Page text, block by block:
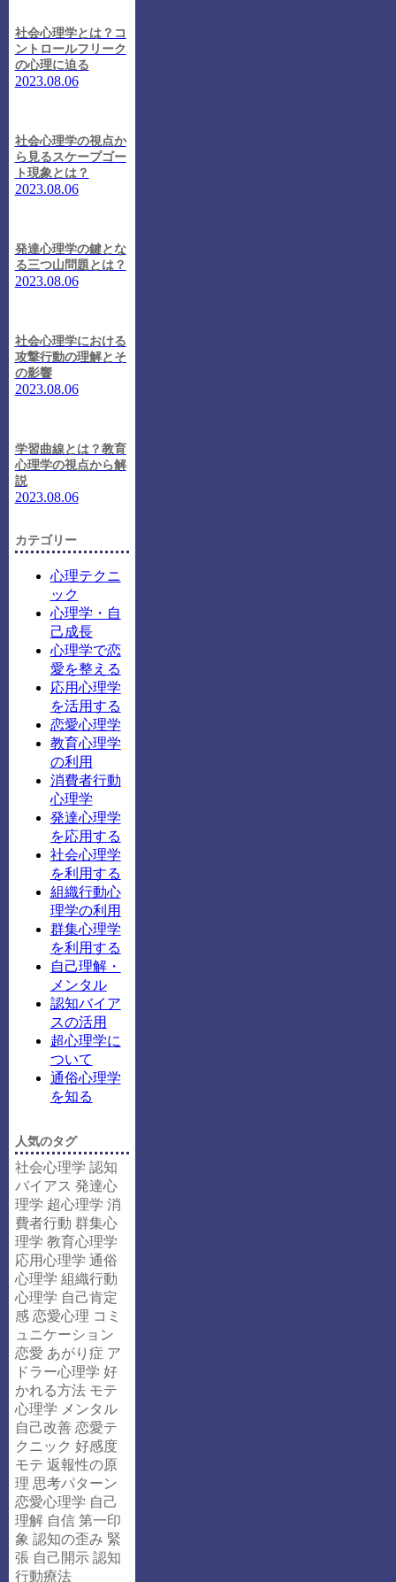
社会心理学とは？コ
ントロールフリーク
の心理に迫る
2023.08.06
社会心理学の視点か
ら見るスケープゴー
ト現象とは？
2023.08.06
発達心理学の鍵とな
る三つ山問題とは？
2023.08.06
社会心理学における
攻撃行動の理解とそ
の影響
2023.08.06
学習曲線とは？教育
心理学の視点から解
説
2023.08.06
カテゴリー
心理テクニ
ック
心理学・自
己成長
心理学で恋
愛を整える
応用心理学
を活用する
恋愛心理学
教育心理学
の利用
消費者行動
心理学
発達心理学
を応用する
社会心理学
を利用する
組織行動心
理学の利用
群集心理学
を利用する
自己理解・
メンタル
認知バイア
スの活用
超心理学に
ついて
通俗心理学
を知る
人気のタグ
社会心理学 認知
バイアス 発達心
理学 超心理学 消
費者行動 群集心
理学 教育心理学
応用心理学 通俗
心理学 組織行動
心理学 自己肯定
感 恋愛心理 コミ
ュニケーション
恋愛 あがり症 ア
ドラー心理学 好
かれる方法 モテ
心理学 メンタル
自己改善 恋愛テ
クニック 好感度
モテ 返報性の原
理 思考パターン
恋愛心理学 自己
理解 自信 第一印
象 認知の歪み 緊
張 自己開示 認知
行動療法